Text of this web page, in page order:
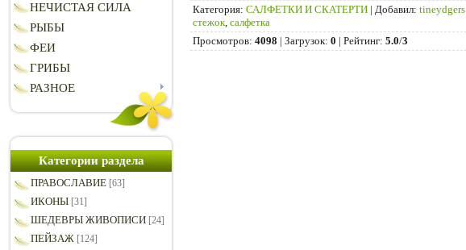
НЕЧИСТАЯ СИЛА
РЫБЫ
ФЕИ
ГРИБЫ
РАЗНОЕ
Категории раздела
ПРАВОСЛАВИЕ [63]
ИКОНЫ [31]
ШЕДЕВРЫ ЖИВОПИСИ [24]
ПЕЙЗАЖ [124]
Категория: САЛФЕТКИ И СКАТЕРТИ | Добавил: tineydgers
стежок салфетка
Просмотров: 4098 | Загрузок: 0 | Рейтинг: 5.0/3